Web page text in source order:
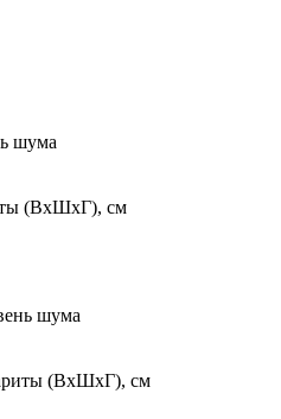
шума
(ВхШхГ), см
шума
(ВхШхГ), см